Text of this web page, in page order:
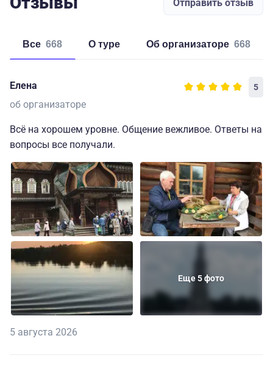
Отправить отзыв
Все 668 о туре об организаторе 668
Елена 5
об организаторе
Всё на хорошем уровне. Общение вежливое. Ответы на
вопросы все получали.
Еще 5 фото
5 августа 2026